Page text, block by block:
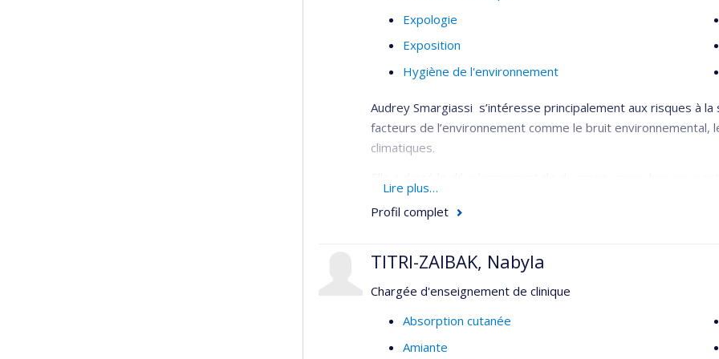
Expologie
Exposition
Hygiène de l'environnement
Audrey Smargiassi s’intéresse principalement aux risques à
facteurs de l’environnement comme le bruit environnemental,
climatiques.
membre du Conseil de direction et co-responsable du groupe
santé environnementale urbaine CANUE (
d’enquêtes. Elle a dirigé la construction d'un certain nombre
du Québec (Canada) en utilisant des bases de données
les maladies rhumatoïdes inflammatoires et cardiovasculaires,
Lire plus…
Profil complet
TITRI-ZAIBAK, Nabyla
Chargée d'enseignement de clinique
Absorption cutanée
Amiante